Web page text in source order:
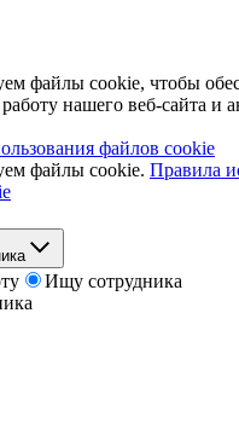
файлы cookie, чтобы
нашего веб-сайта и
файлов cookie
файлы cookie. Правила
Ищу сотрудника